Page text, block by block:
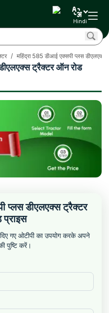
Hindi
ट्रैक्टर ऑन रोड
/ महिंद्रा 585 डीआई एक्सपी प्लस डीएलएक्स
प्लस डीएलएक्स ट्रैक्टर
गए ओटीपी का उपयोग करके अपने
पुष्टि करें।